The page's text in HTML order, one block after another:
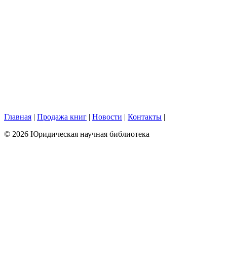
Главная | Продажа книг | Новости | Контакты |
© 2026 Юридическая научная библиотека